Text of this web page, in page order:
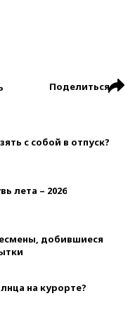
Поделиться
с собой в отпуск?
лета – 2026
добившиеся
на курорте?